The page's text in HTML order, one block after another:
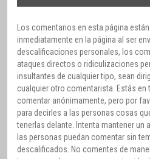
Los comentarios en esta página
inmediatamente en la página al ser
descalificaciones personales, los
ataques directos o ridiculizaciones
insultantes de cualquier tipo, sean
cualquier otro comentarista. Estás en
comentar anónimamente, pero por
para decirles a las personas cosas
tenerlas delante. Intenta mantener un
las personas puedan comentar sin
descalificados. No comentes de